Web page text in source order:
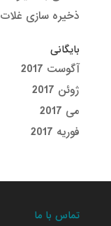
ذخیره سازی غلات
بایگانی
آگوست 2017
ژوئن 2017
می 2017
فوریه 2017
تماس با ما